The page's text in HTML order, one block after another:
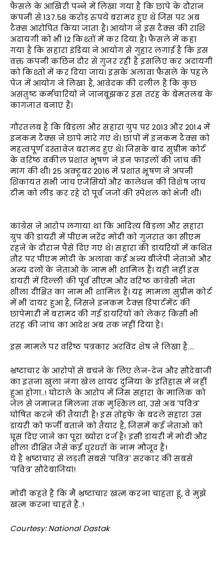
फैसले के आखिरी पन्ने में लिखा गया है कि छापे के दौरान
कंपनी से 137.58 करोड़ रुपये बरामद हुए थे जिस पर अब
टैक्स आरोपित किया जाता है। आयोग ने इस टैक्स की राशि
अदायगी को भी 12 किश्तों में कर दिया है। फैसले में कहा
गया है कि सहारा इंडिया ने आयोग से गुहार लगाई है कि इस
वक्त कंपनी कछिन दौर से गुजर रही है इसलिए कर अदायगी
को किश्तों में कर दिया जाय। इसके अलावा फैसले के पहले
पेज में आयोग ने लिखा है, आवेदक की दलील है कि कुछ
असंतुष्ट कर्मचारियों ने जानबूझकर इस तरह के बेमतलब के
कागजात बनाए हैं।
गौरतलब है कि बिड़ला और सहारा ग्रुप पर 2013 और 2014 में
इनकम टैक्स ने छापे मारे गए थे। छापों में इनकम टैक्स को
महत्वपूर्ण दस्तावेज बरामद हुए थे। जिसके बाद सुप्रीम कोर्ट
के वरिष्ठ वकील प्रशांत भूषण ने इन फाइलों की जांच की
मांग की थी। 25 अक्टूबर 2016 में प्रशांत भूषण ने अपनी
शिकायत सभी जांच एजेंसियों और कालेधन की विशेष जांच
टीम को लीड कर रहे दो पूर्व जजों की स्पेशल को भेजी थी।
कांग्रेस ने आरोप लगाया था कि आदित्य बिड़ला और सहारा
ग्रुप की डायरी में पीएम नरेंद्र मोदी को गुजरात का सीएम
रहने के दौरान पैसे दिए गए थे। सहारा की डायरियों में कथित
तौर पर पीएम मोदी के अलावा कई अन्य बीजेपी नेताओं और
अन्य दलों के नेताओं के नाम भी शामिल हैं। यही नहीं इस
डायरी में दिल्ली की पूर्व सीएम और वरिष्ठ कांग्रेसी नेता
शीला दीक्षित का नाम भी शामिल है। यह मामला सुप्रीम कोर्ट
में भी दायर हुआ है, जिसने इनकम टैक्स डिपार्टमेंट की
छापेमारी में बरामद की गई डायरियों को लेकर किसी भी
तरह की जांच का आदेश अब तक नहीं दिया है।
इस मामले पर वरिष्ठ पत्रकार अरविंद शेष ने लिखा है….
भ्रष्टाचार के आरोपों से बचने के लिए लेन-देन और सौदेबाजी
का इतना खुला नंगा खेल शायद दुनिया के इतिहास में नहीं
हुआ होगा..! घोटाले के आरोप में जिस सहारा के मालिक को
जेल से जमानत मिलना तक मुश्किल था, उसे अब 'पवित्र'
घोषित करने की तैयारी है! इस तोहफे के बदले सहारा उस
डायरी को फर्जी बताने को तैयार है, जिसमें कई नेताओं को
घूस दिए जाने का पूरा ब्योरा दर्ज है! इसी डायरी में मोदी और
शीला दीक्षित जैसे कई धुरंधरों के नाम मौजूद हैं!
ये है भ्रष्टाचार से लड़ती सबसे 'पवित्र' सरकार की सबसे
'पवित्र' सौदेबाजियां!
मोदी कहते हैं कि मैं भ्रष्टाचार खत्म करना चाहता हूं, वे मुझे
खत्म करना चाहते हैं..!
Courtesy: National Dastak